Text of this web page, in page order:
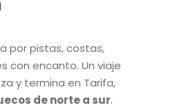
por pistas, costas,
con encanto. Un viaje
y termina en Tarifa,
de norte a sur.